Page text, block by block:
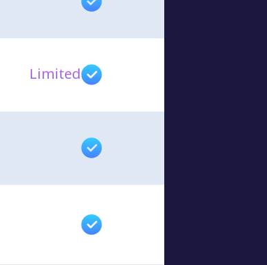
Limited